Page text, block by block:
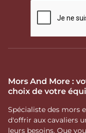
Mors And More :
choix de votre
Spécialiste des mors
d'offrir aux cavaliers
leurs besoins. Que